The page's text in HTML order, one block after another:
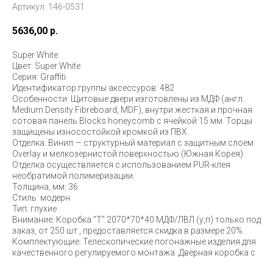
Артикул: 146-0531
5636,00 р.
Super White
Цвет: Super White
Серия: Graffiti
Идентификатор группы аксессуров: 482
Особенности: Щитовые двери изготовлены из МДФ (англ.
Medium Density Fibreboard, MDF), внутри жесткая и прочная
сотовая панель Blocks honeycomb с ячейкой 15 мм. Торцы
защищены износостойкой кромкой из ПВХ.
Отделка: Винил — структурный материал с защитным слоем
Overlay и мелкозернистой поверхностью (Южная Корея).
Отделка осуществляется с использованием PUR-клея
необратимой полимеризации.
Толщина, мм: 36
Стиль: модерн
Тип: глухие
Внимание: Коробка "Т" 2070*70*40 МДФ/ЛВЛ (у,п) только под
заказ, от 250 шт., предоставляется скидка в размере 20%.
Комплектующие: Телескопические погонажные изделия для
качественного регулируемого монтажа. Дверная коробка с